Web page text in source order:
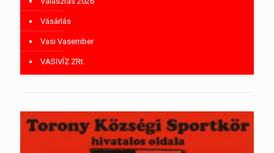
Vásárlás
Vasi Vasember
VASIVÍZ ZRt.